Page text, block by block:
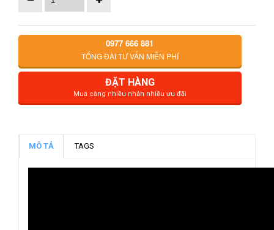
0977 666 881
TỔNG ĐÀI TƯ VẤN MIỄN PHÍ
ĐẶT HÀNG
Mua càng nhiều nhận nhiều ưu đãi
MÔ TẢ TAGS